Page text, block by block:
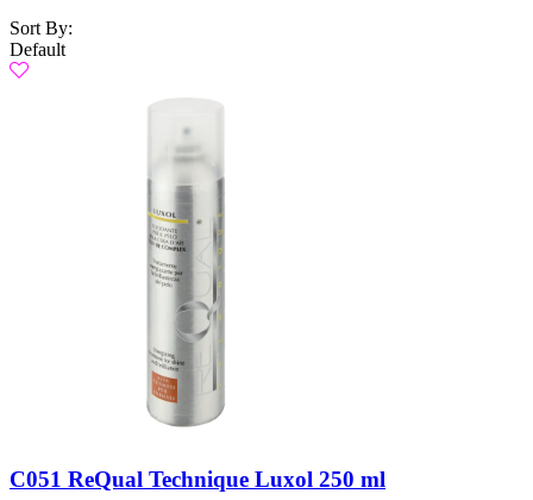
Sort By:
Default
C051 ReQual Technique Luxol 250 ml